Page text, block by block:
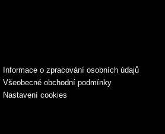
Informace o zpracování osobních údajů
Všeobecné obchodní podmínky
Nastavení cookies